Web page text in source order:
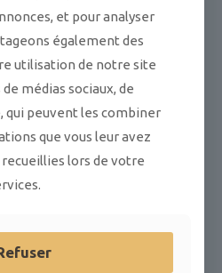
et pour analyser
également des
utilisation de notre site
médias sociaux, de
qui peuvent les combiner
que vous leur avez
lors de votre